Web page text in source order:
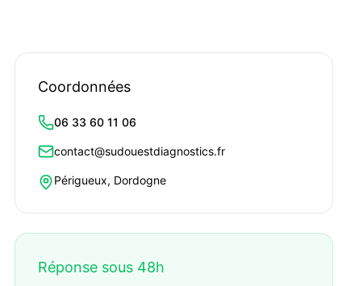
Coordonnées
06 33 60 11 06
contact@sudouestdiagnostics.fr
Périgueux, Dordogne
Réponse sous 48h